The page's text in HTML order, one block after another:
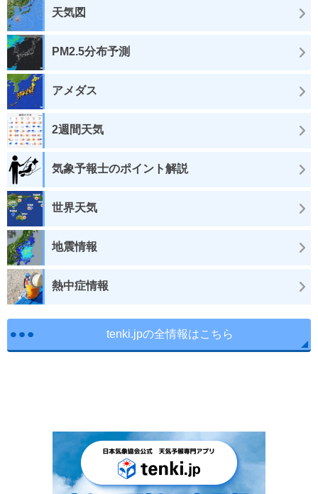
天気図
PM2.5分布予測
アメダス
2週間天気
気象予報士のポイント解説
世界天気
地震情報
熱中症情報
tenki.jpの全情報はこちら